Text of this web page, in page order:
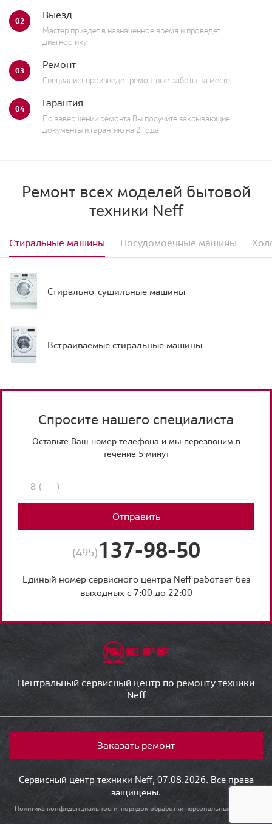
02 Выезд
Мастер приедет в назначенное время и проведет
диагностику
03 Ремонт
Специалист произведет ремонтные работы на месте
04 Гарантия
По завершении ремонта Вы получите закрывающие
документы и гарантию на 2 года
Ремонт всех моделей бытовой
техники Neff
Стиральные машины Посудомоечные машины
Стирально-сушильные машины
Встраиваемые стиральные машины
Спросите нашего специалиста
Оставьте Ваш номер телефона и мы перезвоним в
течение 5 минут
Отправить
(495) 137-98-50
Единый номер сервисного центра Neff работает без
выходных с 7:00 до 22:00
Центральный сервисный центр по ремонту техники
Neff
Заказать ремонт
Сервисный центр техники Neff, 07.08.2026. Все права
защищены.
Политика конфиденциальности, порядок обработки персональных данных